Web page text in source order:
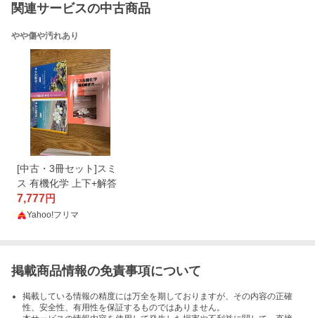
関連サービスの中古商品
やや傷や汚れあり
[中古・3冊セット]スミ
ス 有機化学 上下+解答
7,777円
Yahoo!フリマ
掲載商品情報の免責事項について
掲載している情報の精度には万全を期しておりますが、その内容の正確
性、安全性、有用性を保証するものではありません。